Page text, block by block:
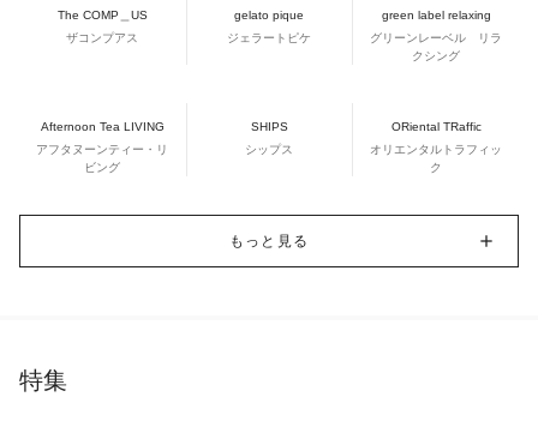
The COMP＿US
ザコンプアス
gelato pique
ジェラートピケ
green label relaxing
グリーンレーベル リラ
クシング
Afternoon Tea LIVING
アフタヌーンティー・リ
ビング
SHIPS
シップス
ORiental TRaffic
オリエンタルトラフィッ
ク
もっと見る
特集